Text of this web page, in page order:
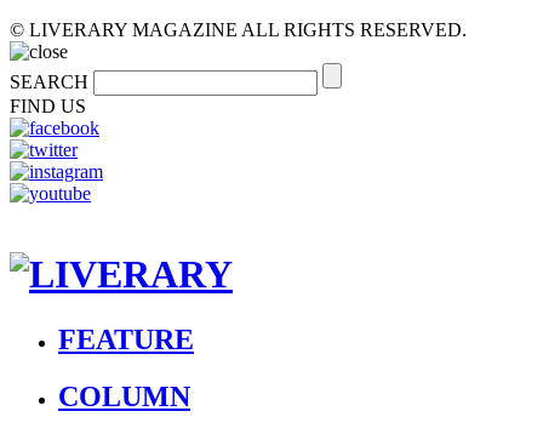
© LIVERARY MAGAZINE ALL RIGHTS RESERVED.
SEARCH
FIND US
FEATURE
COLUMN